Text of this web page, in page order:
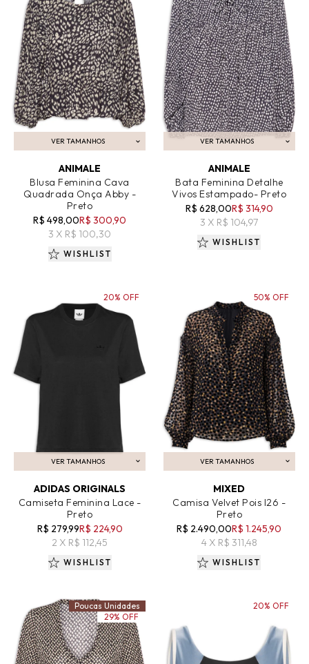
VER TAMANHOS
ADICIONAR AO CARRINHO
ANIMALE
Blusa Feminina Cava
Quadrada Onça Abby -
Preto
R$ 498,00R$ 300,90
3 X R$ 100,30
WISHLIST
VER TAMANHOS
ADICIONAR AO CARRINHO
ANIMALE
Bata Feminina Detalhe
Vivos Estampado- Preto
R$ 628,00R$ 314,90
3 X R$ 104,97
WISHLIST
VER TAMANHOS
ADICIONAR AO CARRINHO
ADIDAS ORIGINALS
Camiseta Feminina Lace -
Preto
R$ 279,99R$ 224,90
2 X R$ 112,45
20% OFF
WISHLIST
VER TAMANHOS
ADICIONAR AO CARRINHO
MIXED
Camisa Velvet Pois I26 -
Preto
R$ 2.490,00R$ 1.245,90
4 X R$ 311,48
50% OFF
WISHLIST
Poucas Unidades
29% OFF
20% OFF